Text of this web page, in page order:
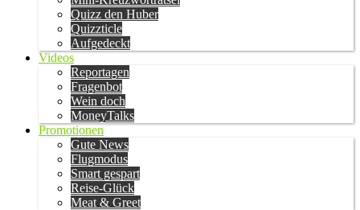
Quizz den Huber
Quizzticle
Aufgedeckt
Videos
Reportagen
Fragenbot
Wein doch
MoneyTalks
Promotionen
Gute News
Flugmodus
Smart gespart
Reise-Glück
Meat & Greet